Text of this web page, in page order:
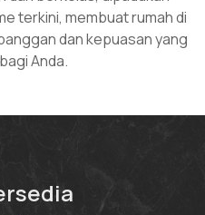
terkini, membuat rumah di
dan kepuasan yang
Anda.